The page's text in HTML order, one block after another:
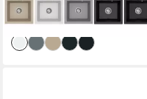
-43%
lieferbar - in 2-3 Werktagen bei dir